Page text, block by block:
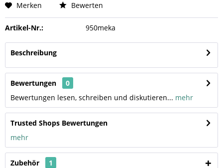
Merken Bewerten
Artikel-Nr.: 950meka
Beschreibung
Bewertungen
0
Bewertungen lesen, schreiben und diskutieren... mehr
Trusted Shops Bewertungen
mehr
Zubehör 1